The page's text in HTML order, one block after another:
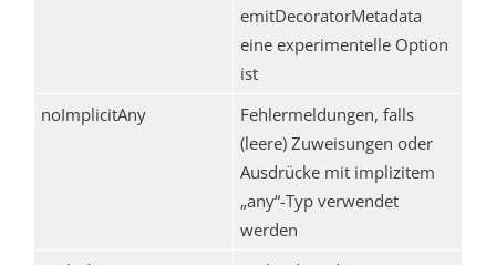
emitDecoratorMetadata
eine experimentelle Option
ist
noImplicitAny
Fehlermeldungen, falls
(leere) Zuweisungen oder
Ausdrücke mit implizitem
„any“-Typ verwendet
werden